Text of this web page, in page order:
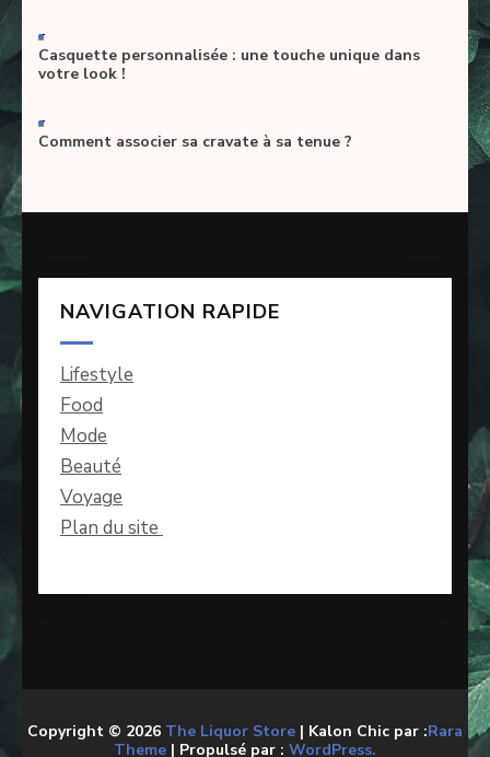
-
Casquette personnalisée : une touche unique dans
votre look !
-
Comment associer sa cravate à sa tenue ?
NAVIGATION RAPIDE
Lifestyle
Food
Mode
Beauté
Voyage
Plan du site
Copyright © 2026 The Liquor Store | Kalon Chic par :Rara
Theme | Propulsé par : WordPress.